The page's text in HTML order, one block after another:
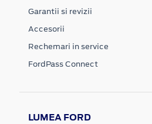
Garantii si revizii
Accesorii
Rechemari in service
FordPass Connect
LUMEA FORD